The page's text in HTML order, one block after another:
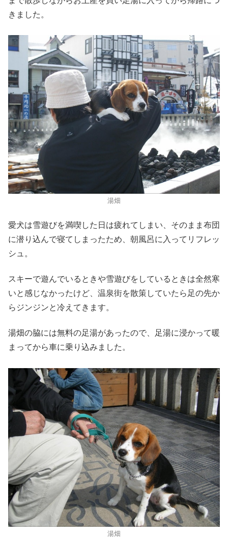
きました。
湯畑
愛犬は雪遊びを満喫した日は疲れてしまい、そのまま布団
に潜り込んで寝てしまったため、朝風呂に入ってリフレッ
シュ。
スキーで遊んでいるときや雪遊びをしているときは全然寒
いと感じなかったけど、温泉街を散策していたら足の先か
らジンジンと冷えてきます。
湯畑の脇には無料の足湯があったので、足湯に浸かって暖
まってから車に乗り込みました。
湯畑